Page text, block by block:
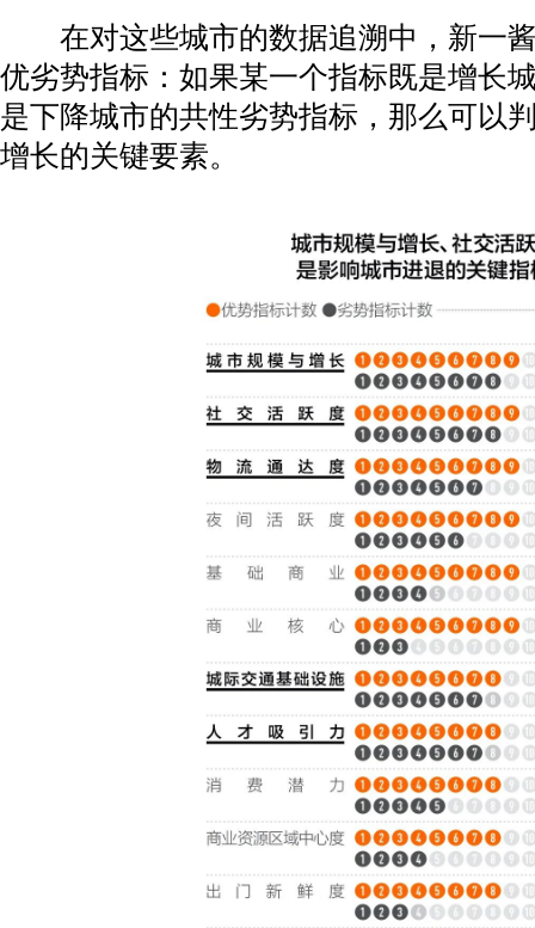
在对这些城市的数据追溯中，新一酱
优劣势指标：如果某一个指标既是增长
是下降城市的共性劣势指标，那么可以
增长的关键要素。